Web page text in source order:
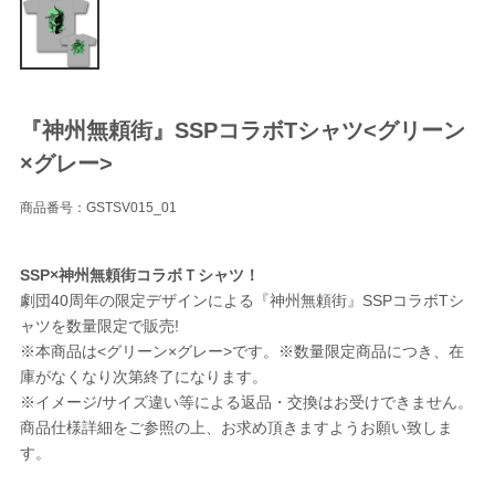
『神州無頼街』SSPコラボTシャツ<グリーン
×グレー>
商品番号：GSTSV015_01
SSP×神州無頼街コラボＴシャツ！
劇団40周年の限定デザインによる『神州無頼街』SSPコラボTシ
ャツを数量限定で販売!
※本商品は<グリーン×グレー>です。※数量限定商品につき、在
庫がなくなり次第終了になります。
※イメージ/サイズ違い等による返品・交換はお受けできません。
商品仕様詳細をご参照の上、お求め頂きますようお願い致しま
す。